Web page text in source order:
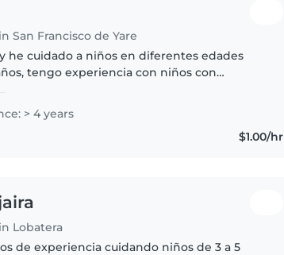
San Francisco de Yare
he cuidado a niños en diferentes edades
tengo experiencia con niños con
y hacer manualidades..
> 4 years
$1.00/hr
Lobatera
de experiencia cuidando niños de 3 a 5